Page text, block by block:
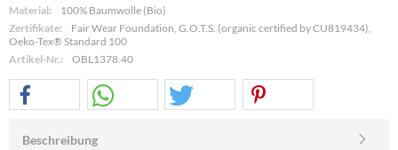
Material:
100% Baumwolle (Bio)
Zertifikate:
Fair Wear Foundation, G.O.T.S. (organic certified by CU819434),
Oeko-Tex® Standard 100
Artikel-Nr.:
OBL1378.40
Beschreibung